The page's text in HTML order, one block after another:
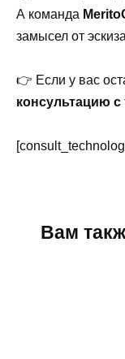
А команда
замысел от
👉 Если у вас
консультацию с
Вам